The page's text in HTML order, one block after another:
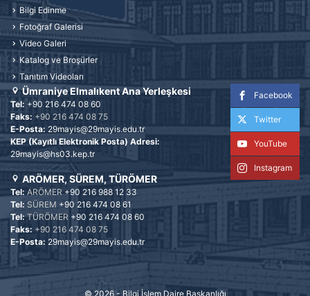
Bilgi Edinme
Fotoğraf Galerisi
Video Galeri
Katalog ve Broşürler
Tanıtım Videoları
Facebook
Twitter
YouTube
Instagram
Ümraniye Elmalıkent Ana Yerleşkesi
Tel: +90 216 474 08 60
Faks: +90 216 474 08 75
E-Posta: 29mayis@29mayis.edu.tr
KEP (Kayıtlı Elektronik Posta) Adresi:
29mayis@hs03.kep.tr
ARÖMER, SÜREM, TÜRÖMER
Tel: ARÖMER+90 216 988 12 33
Tel: SÜREM +90 216 474 08 61
Tel:TÜRÖMER +90 216 474 08 60
Faks: +90 216 474 08 75
E-Posta: 29mayis@29mayis.edu.tr
© 2026 - Bilgi İşlem Daire Başkanlığı